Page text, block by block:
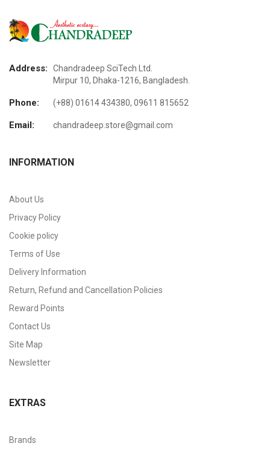
Address:
Chandradeep SciTech Ltd.
Mirpur 10, Dhaka-1216, Bangladesh.
Phone: (+88) 01614 434380, 09611 815652
Email: chandradeep.store@gmail.com
INFORMATION
About Us
Privacy Policy
Cookie policy
Terms of Use
Delivery Information
Return, Refund and Cancellation Policies
Reward Points
Contact Us
Site Map
Newsletter
EXTRAS
Brands